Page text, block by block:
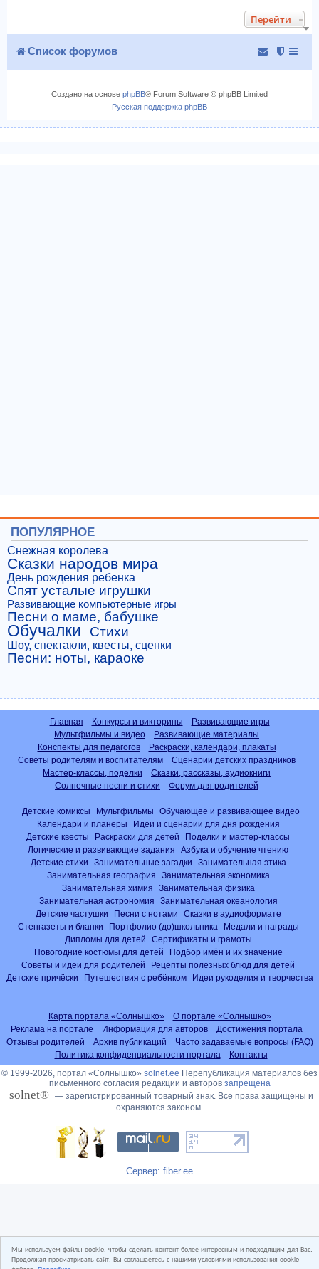
Мы используем файлы cookie, чтобы сделать контент более интересным и подходящим для Вас.
Продолжая просматривать сайт, Вы соглашаетесь с нашими условиями использования cookie-
ь
Перейти
Список форумов
Создано на основе phpBB® Forum Software © phpBB Limited
Русская поддержка phpBB
ПОПУЛЯРНОЕ
Снежная королева
Сказки народов мира
День рождения ребенка
Спят усталые игрушки
Развивающие компьютерные игры
Песни о маме, бабушке
Обучалки Стихи
Шоу, спектакли, квесты, сценки
Песни: ноты, караоке
Главная Конкурсы и викторины
Развивающие игры
Мультфильмы и видео
Развивающие материалы
Конспекты для педагогов
Раскраски, календари, плакаты
Советы родителям и воспитателям
Сценарии детских праздников
Мастер-классы, поделки
Сказки, рассказы, аудиокниги
Солнечные песни и стихи
Форум для родителей
Детские комиксы Мультфильмы
Обучающее и развивающее видео
Календари и планеры
Идеи и сценарии для дня рождения
Детские квесты
Раскраски для детей
Поделки и мастер-классы
Логические и развивающие задания
Азбука и обучение чтению
Детские стихи
Занимательные загадки
Занимательная этика
Занимательная география
Занимательная экономика
Занимательная химия
Занимательная физика
Занимательная астрономия
Занимательная океанология
Детские частушки
Песни с нотами
Сказки в аудиоформате
Стенгазеты и бланки
Портфолио (до)школьника
Медали и награды
Дипломы для детей
Сертификаты и грамоты
Новогодние костюмы для детей
Подбор имён и их значение
Советы и идеи для родителей
Рецепты полезных блюд для детей
Детские причёски
Путешествия с ребёнком Идеи рукоделия и творчества
Карта портала «Солнышко»
О портале «Солнышко»
Реклама на портале
Информация для авторов
Достижения портала
Отзывы родителей
Архив публикаций
Часто задаваемые вопросы (FAQ)
Политика конфиденциальности портала
Контакты
© 1999-2026, портал «Солнышко» solnet.ee Перепубликация материалов без
письменного согласия редакции и авторов запрещена
solnet® — зарегистрированный товарный знак. Все права защищены и
охраняются законом.
Сервер: fiber.ee